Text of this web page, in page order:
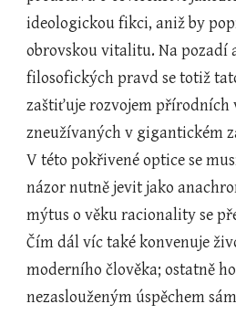
ideologickou fikci, aniž by
obrovskou vitalitu. Na pozadí
filosofických pravd se totiž
zaštiťuje rozvojem přírodních
zneužívaných v gigantickém
V této pokřivené optice se
názor nutně jevit jako
mýtus o věku racionality se
Čím dál víc také konvenuje
moderního člověka; ostatně
nezaslouženým úspěchem